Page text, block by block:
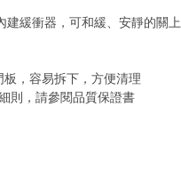
建緩衝器，可和緩、安靜的關上
，容易拆下，方便清理
則，請參閱品質保證書